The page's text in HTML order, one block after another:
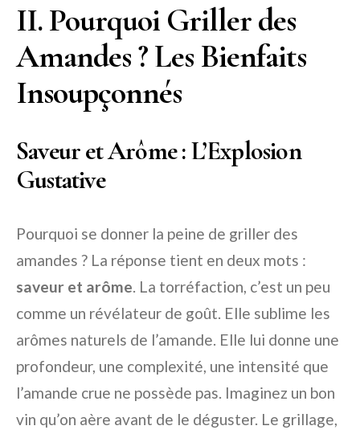
II. Pourquoi Griller des
Amandes ? Les Bienfaits
Insoupçonnés
Saveur et Arôme : L’Explosion
Gustative
Pourquoi se donner la peine de griller des
amandes ? La réponse tient en deux mots :
saveur et arôme. La torréfaction, c’est un peu
comme un révélateur de goût. Elle sublime les
arômes naturels de l’amande. Elle lui donne une
profondeur, une complexité, une intensité que
l’amande crue ne possède pas. Imaginez un bon
vin qu’on aère avant de le déguster. Le grillage,